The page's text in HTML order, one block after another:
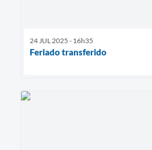
24 JUL 2025 - 16h35
Feriado transferido